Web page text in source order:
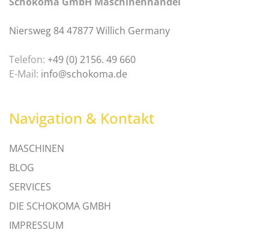
Niersweg 84 47877 Willich Germany
Telefon: +49 (0) 2156. 49 660
E-Mail: info@schokoma.de
Navigation & Kontakt
MASCHINEN
BLOG
SERVICES
DIE SCHOKOMA GMBH
IMPRESSUM